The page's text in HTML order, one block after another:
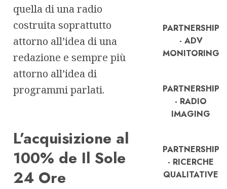
quella di una radio
costruita soprattutto
attorno all’idea di una
redazione e sempre più
attorno all’idea di
programmi parlati.
L’acquisizione al
100% de Il Sole
24 Ore
PARTNERSHIP
- ADV
MONITORING
PARTNERSHIP
- RADIO
IMAGING
PARTNERSHIP
- RICERCHE
QUALITATIVE